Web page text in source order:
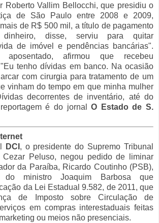
Roberto Vallim Bellocchi, que presidiu o
de São Paulo entre 2008 e 2009,
de R$ 500 mil, a título de pagamento
dinheiro, disse, serviu para quitar
de imóvel e pendências bancárias".
aposentado, afirmou que recebeu
tenho dívidas em banco. Na ocasião
com cirurgia para tratamento de um
vinham do tempo em que minha mulher
decorrentes de inventário, até do
é do jornalO Estado de S.
DCI , o presidente do Supremo Tribunal
Cezar Peluso, negou pedido de liminar
da Paraíba, Ricardo Coutinho (PSB),
do ministro Joaquim Barbosa que
da Lei Estadual 9.582, de 2011, que
de Imposto sobre Circulação de
em compras interestaduais feitas
ou meios não presenciais.